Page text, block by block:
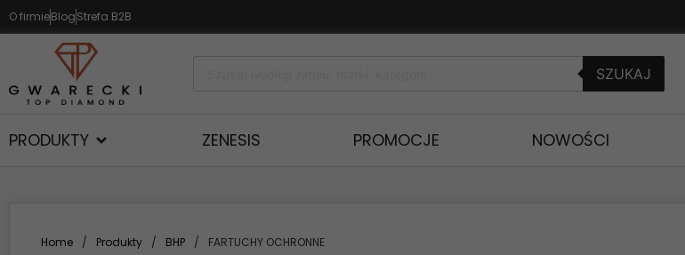
O firmieBlogStrefa B2B
SZUKAJ
PRODUKTY ZENESIS PROMOCJE NOWOŚCI
Home / Produkty / BHP / FARTUCHY OCHRONNE